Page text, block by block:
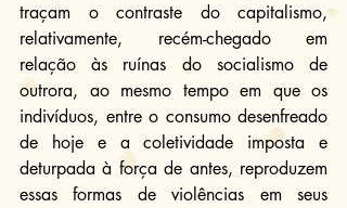
traçam o contraste do capitalismo,
relativamente, recém-chegado em
relação às ruínas do socialismo de
outrora, ao mesmo tempo em que os
indivíduos, entre o consumo desenfreado
de hoje e a coletividade imposta e
deturpada à força de antes, reproduzem
essas formas de violências em seus